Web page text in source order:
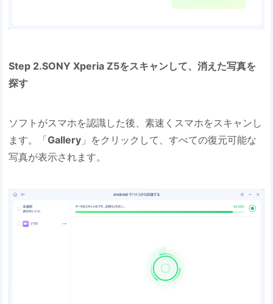
Step 2.SONY Xperia Z5をスキャンして、消えた写真を
探す
ソフトがスマホを認識した後、素速くスマホをスキャンし
ます。「Gallery 」をクリックして、すべての復元可能な
写真が表示されます。